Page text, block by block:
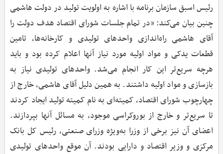
رئیس اسبق سازمان برنامه با اشاره به اولویت تولید در دولت هاشمی
چنین بیان می‌کند: «در تمام جلسات شورای اقتصاد هدف دولت را
آقای هاشمی راه‌اندازی واحدهای تولیدی و کارخانه‌ها، تامین
قطعات یدکی و مواد اولیه مورد نیاز آنها اعلام کرده بود و باید
هرچه سریع‌تر این کار انجام می‌شد. واحدهای تولیدی نیاز به
بازسازی و مواد اولیه داشتند. به همین دلیل آقای هاشمی، خارج از
چهارچوب شورای اقتصاد، کمیته‌ای به نام کمیته تولید ایجاد کردند
تا سریع‌تر و خارج از بوروکراسی موجود، به مسائل آنها بپردازند.
اعضای آن نیز برخی از وزرا به‌ویژه وزرای صنعتی، رئیس کل بانک
مرکزی و وزیر اقتصاد و دارایی بودند. آن موقع واحدهای تولیدی